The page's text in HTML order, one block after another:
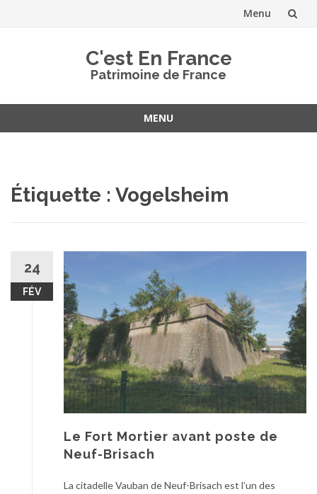
Menu
C'est En France
Patrimoine de France
MENU
Étiquette : Vogelsheim
24
FÉV
Le Fort Mortier avant poste de
Neuf-Brisach
La citadelle Vauban de Neuf-Brisach est l’un des